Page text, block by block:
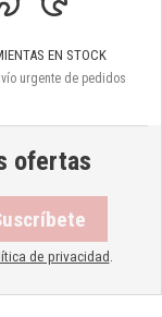
EN STOCK
urgente de pedidos
ofertas
de privacidad